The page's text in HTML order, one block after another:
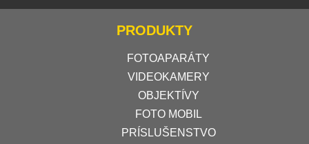
PRODUKTY
FOTOAPARÁTY
VIDEOKAMERY
OBJEKTÍVY
FOTO MOBIL
PRÍSLUŠENSTVO